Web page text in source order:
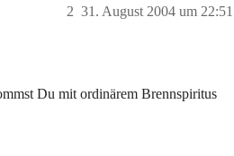
31. August 2004 um 22:51
2
Du mit ordinärem Brennspiritus